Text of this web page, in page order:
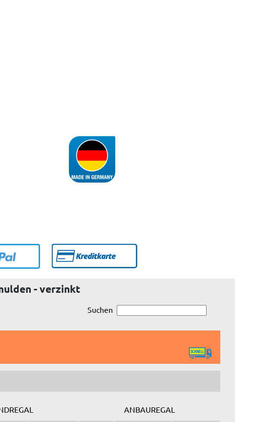
- verzinkt
Suchen
ANBAUREGAL